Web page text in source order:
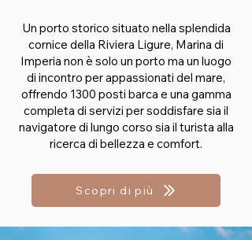
Un porto storico situato nella splendida
cornice della Riviera Ligure, Marina di
Imperia non è solo un porto ma un luogo
di incontro per appassionati del mare,
offrendo 1300 posti barca e una gamma
completa di servizi per soddisfare sia il
navigatore di lungo corso sia il turista alla
ricerca di bellezza e comfort.
Scopri di più